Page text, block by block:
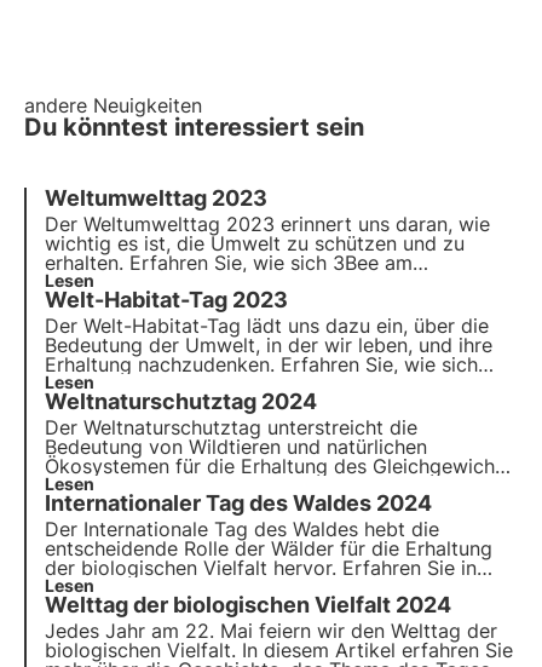
andere Neuigkeiten
Du könntest interessiert sein
Weltumwelttag 2023
Der Weltumwelttag 2023 erinnert uns daran, wie
wichtig es ist, die Umwelt zu schützen und zu
erhalten. Erfahren Sie, wie sich 3Bee am
Weltumwelttag konkret für den Erhalt der Umwelt
und den Schutz der biologischen Vielfalt einsetzt.
Lesen
Welt-Habitat-Tag 2023
Der Welt-Habitat-Tag lädt uns dazu ein, über die
Bedeutung der Umwelt, in der wir leben, und ihre
Erhaltung nachzudenken. Erfahren Sie, wie sich
3Bee anlässlich des Welt-Habitat-Tages mit den
Oasen der Biodiversität konkret für die
Wiederherstellung städtischer und natürlicher
Lebensräume einsetzt.
Lesen
Weltnaturschutztag 2024
Der Weltnaturschutztag unterstreicht die
Bedeutung von Wildtieren und natürlichen
Ökosystemen für die Erhaltung des Gleichgewichts
auf unserem Planeten. Erfahren Sie in diesem
Artikel mehr über die Geschichte des
Welttierschutztages, das Thema 2024 und das
Engagement von 3Bee für die Überwachung und
Regeneration der biologischen Vielfalt.
Lesen
Internationaler Tag des Waldes 2024
Der Internationale Tag des Waldes hebt die
entscheidende Rolle der Wälder für die Erhaltung
der biologischen Vielfalt hervor. Erfahren Sie in
diesem Artikel mehr über die Geschichte des
Weltforsttags, das Thema 2024 und das
Engagement von 3Bee für die Anpflanzung von
Nektarwäldern.
Lesen
Welttag der biologischen Vielfalt 2024
Jedes Jahr am 22. Mai feiern wir den Welttag der
biologischen Vielfalt. In diesem Artikel erfahren Sie